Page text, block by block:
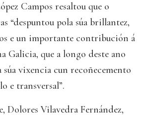
Campos resaltou que o
“despuntou pola súa brillantez,
e un importante contribución á
Galicia, que a longo deste ano
súa vixencia cun recoñecemento
e transversal”.
Dolores Vilavedra Fernández,